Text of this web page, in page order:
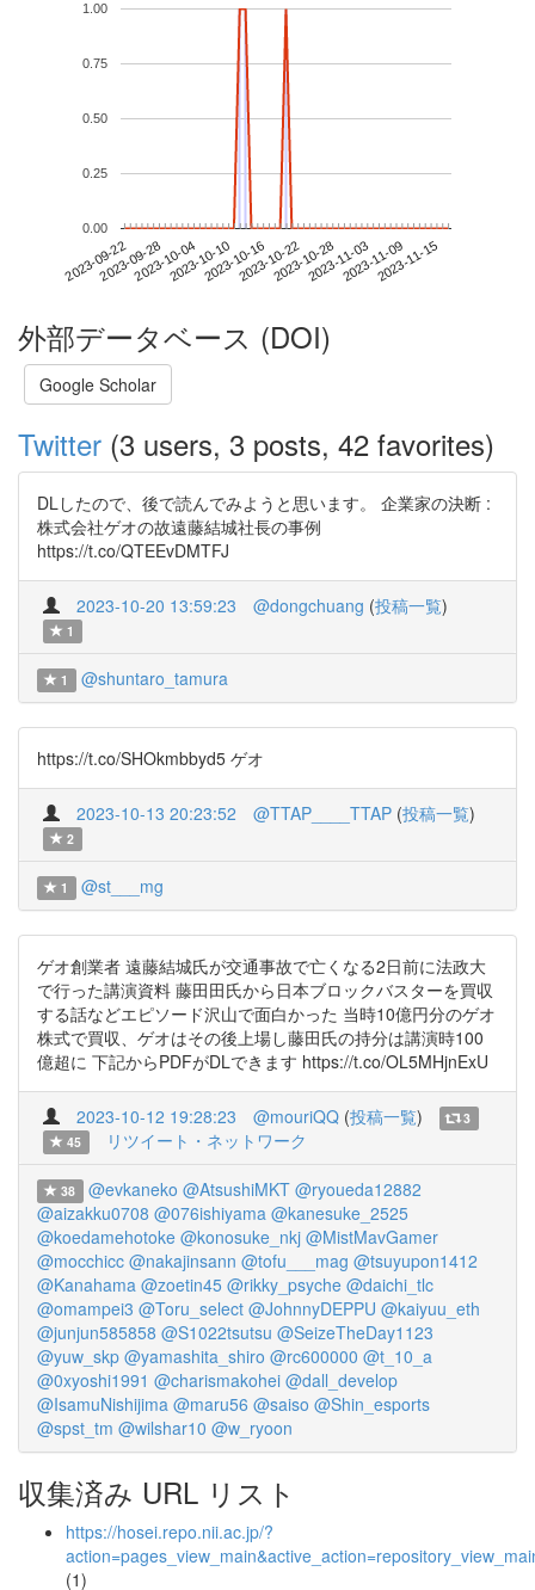
2023-09-222023-09-282023-10-042023-10-102023-10-162023-10-222023-10-282023-11-032023-11-092023-11-15
0.00
0.25
0.50
0.75
1.00
外部データベース (DOI)
Google Scholar
Twitter (3 users, 3 posts, 42 favorites)
DLしたので、後で読んでみようと思います。 企業家の決断 :
株式会社ゲオの故遠藤結城社長の事例
https://t.co/QTEEvDMTFJ
2023-10-20 13:59:23 @dongchuang (投稿一覧)
1
1 @shuntaro_tamura
https://t.co/SHOkmbbyd5 ゲオ
2023-10-13 20:23:52 @TTAP____TTAP (投稿一覧)
2
1 @st___mg
ゲオ創業者 遠藤結城氏が交通事故で亡くなる2日前に法政大
で行った講演資料 藤田田氏から日本ブロックバスターを買収
する話などエピソード沢山で面白かった 当時10億円分のゲオ
株式で買収、ゲオはその後上場し藤田氏の持分は講演時100
億超に 下記からPDFがDLできます https://t.co/OL5MHjnExU
2023-10-12 19:28:23 @mouriQQ (投稿一覧)
3
45
リツイート・ネットワーク
38 @evkaneko @AtsushiMKT @ryoueda12882
@aizakku0708 @076ishiyama @kanesuke_2525
@koedamehotoke @konosuke_nkj @MistMavGamer
@mocchicc @nakajinsann @tofu___mag @tsuyupon1412
@Kanahama @zoetin45 @rikky_psyche @daichi_tlc
@omampei3 @Toru_select @JohnnyDEPPU @kaiyuu_eth
@junjun585858 @S1022tsutsu @SeizeTheDay1123
@yuw_skp @yamashita_shiro @rc600000 @t_10_a
@0xyoshi1991 @charismakohei @dall_develop
@IsamuNishijima @maru56 @saiso @Shin_esports
@spst_tm @wilshar10 @w_ryoon
収集済み URL リスト
https://hosei.repo.nii.ac.jp/?
(1)